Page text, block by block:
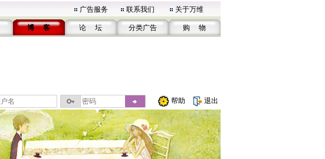
广告服务 联系我们 关于万维
博 客 论 坛 分类广告 购 物
帮助 退出